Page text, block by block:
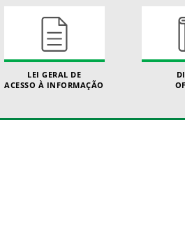
LEI GERAL DE
ACESSO À INFORMAÇÃO